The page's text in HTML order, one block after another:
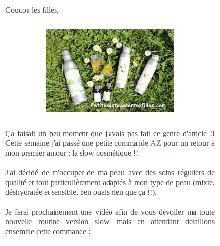
Coucou les filles,
Ça faisait un peu moment que j'avais pas fait ce genre d'article !!
Cette semaine j'ai passé une petite commande AZpour un retour à
mon premier amour : la slow cosmétique !!
J'ai décidé de m'occuper de ma peau avec des soins réguliers de
qualité et tout particulièrement adaptés à mon type de peau (mixte,
déshydratée et sensible, ben ouais rien que ça !!).
Je ferai prochainement une vidéo afin de vous dévoiler ma toute
nouvelle routine version slow, mais en attendant détaillons
ensemble cette commande :